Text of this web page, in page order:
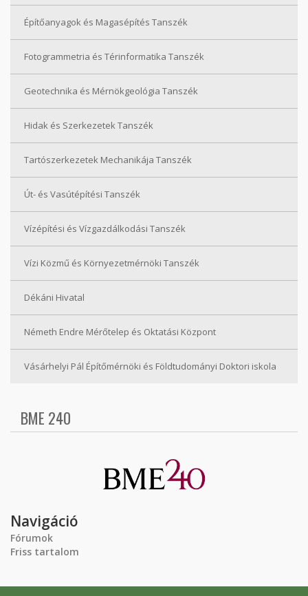
Építőanyagok és Magasépítés Tanszék
Fotogrammetria és Térinformatika Tanszék
Geotechnika és Mérnökgeológia Tanszék
Hidak és Szerkezetek Tanszék
Tartószerkezetek Mechanikája Tanszék
Út- és Vasútépítési Tanszék
Vízépítési és Vízgazdálkodási Tanszék
Vízi Közmű és Környezetmérnöki Tanszék
Dékáni Hivatal
Németh Endre Mérőtelep és Oktatási Központ
Vásárhelyi Pál Építőmérnöki és Földtudományi Doktori iskola
BME 240
Navigáció
Fórumok
Friss tartalom